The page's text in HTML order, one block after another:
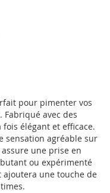
pour pimenter vos
avec des
élégant et efficace.
sensation agréable sur
une prise en
ou expérimenté
ajoutera une touche de